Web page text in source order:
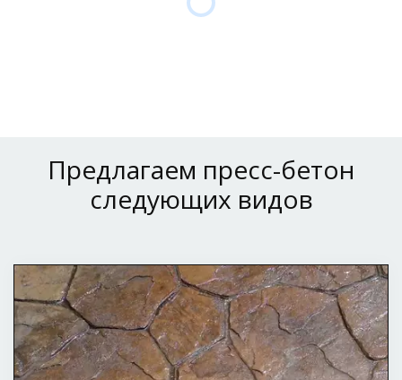
Предлагаем пресс-бетон
следующих видов